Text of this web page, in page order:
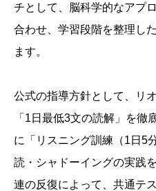
チとして、
脳科学的なアプ
合わせ、 学習段階を整理し
ます。
公式の指導方針として、
リ
「1日最低3文の読解」を徹
に「リスニング訓練（1日5
読・シャドーイングの実践
連の反復によって、 共通テ